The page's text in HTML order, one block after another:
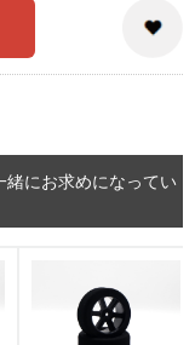
緒にお求めになってい